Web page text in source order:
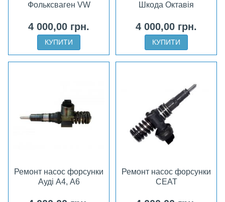
Фольксваген VW
4 000,00 грн.
КУПИТИ
Шкода Октавія
4 000,00 грн.
КУПИТИ
Ремонт насос форсунки
Ауді А4, А6
Ремонт насос форсунки
СЕАТ